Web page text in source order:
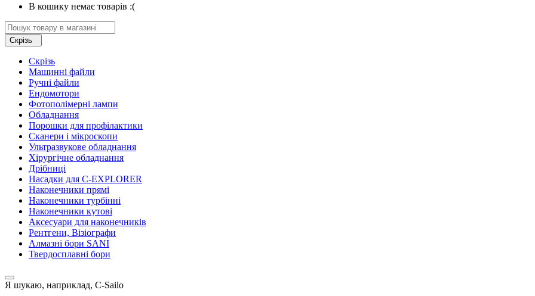
В кошику немає товарів :(
Скрізь
Скрізь
Машинні файли
Ручні файли
Ендомотори
Фотополімерні лампи
Обладнання
Порошки для профілактики
Сканери і мікроскопи
Ультразвукове обладнання
Хірургічне обладнання
Дрібниці
Насадки для C-EXPLORER
Наконечники прямі
Наконечники турбінні
Наконечники кутові
Аксесуари для наконечників
Рентгени, Візіографи
Алмазні бори SANI
Твердосплавні бори
Я шукаю, наприклад, C-Sailo